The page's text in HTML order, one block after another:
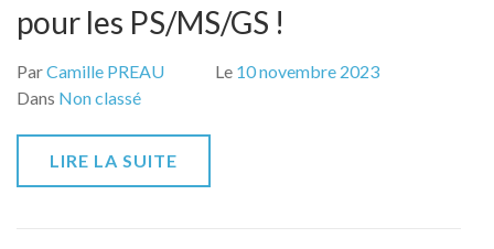
pour les PS/MS/GS !
ParCamille PREAU Le 10 novembre 2023
Dans Non classé
LIRE LA SUITE